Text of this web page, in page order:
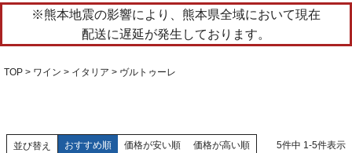
※熊本地震の影響により、熊本県全域において現在
配送に遅延が発生しております。
TOP ワイン イタリア ヴルトゥーレ
並び替え おすすめ順 価格が安い順 価格が高い順 5件中 1-5件表示